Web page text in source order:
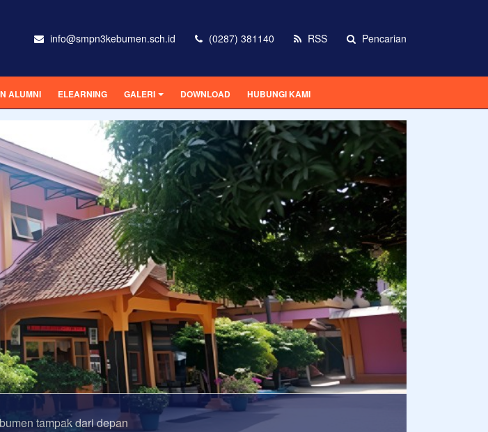
info@smpn3kebumen.sch.id (0287) 381140 RSS Pencarian
ALUMNI ELEARNING GALERI DOWNLOAD HUBUNGI KAMI
tampak dari dalam